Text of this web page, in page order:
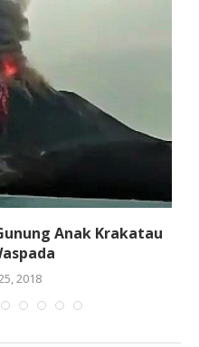
Anak Krakatau
2018